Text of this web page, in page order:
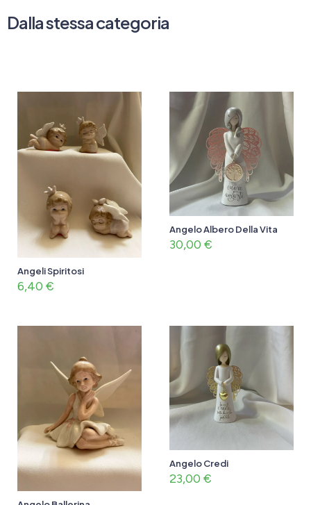
Dalla stessa categoria
Angeli Spiritosi
6,40 €
Angelo Albero Della Vita
30,00 €
Angelo Credi
23,00 €